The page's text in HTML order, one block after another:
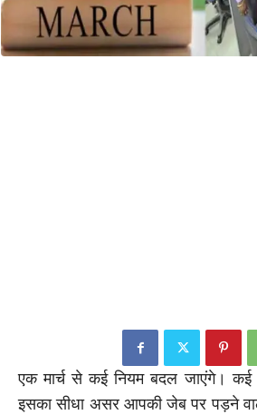
एक मार्च से कई नियम बदल जाएंगे। कई
इसका सीधा असर आपकी जेब पर पड़ने